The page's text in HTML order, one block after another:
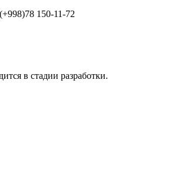
150-11-72
в стадии разработки.